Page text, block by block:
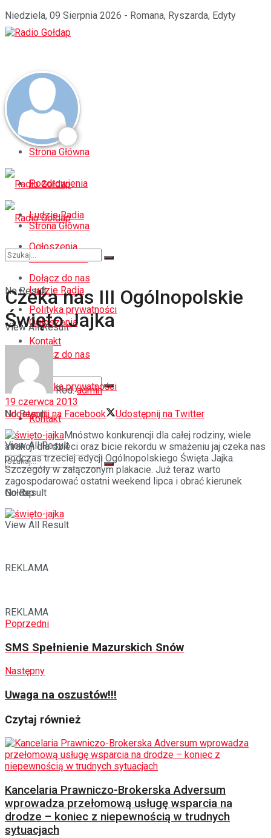
Niedziela, 09 Sierpnia 2026 - Romana, Ryszarda, Edyty
Strona Główna
Pozdrowienia
Ludzie Radia
Ogłoszenia
Dołącz do nas
Polityka prywatności
Kontakt
No Result
View All Result
Strona Główna
Pozdrowienia
Ludzie Radia
Ogłoszenia
Dołącz do nas
Polityka prywatności
Kontakt
No Result
View All Result
No Result
View All Result
Czeka nas III Ogólnopolskie
Święto Jajka
Red. admin
19 czerwca 2013
Udostępnij na Facebook
Udostępnij na Twitter
Mnóstwo konkurencji dla całej rodziny, wiele
atrakcji dla dzieci oraz bicie rekordu w smażeniu jaj czeka nas
podczas trzeciej edycji Ogólnopolskiego Święta Jajka.
Szczegóły w załączonym plakacie. Już teraz warto
zagospodarować ostatni weekend lipca i obrać kierunek
Gołdap
REKLAMA
REKLAMA
Poprzedni
SMS Spełnienie Mazurskich Snów
Następny
Uwaga na oszustów!!!
Czytaj również
Kancelaria Prawniczo-Brokerska Adversum
wprowadza przełomową usługę wsparcia na
drodze – koniec z niepewnością w trudnych
sytuacjach